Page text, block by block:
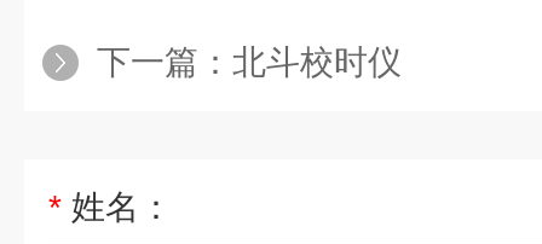
下一篇： 北斗校时仪
* 姓名：